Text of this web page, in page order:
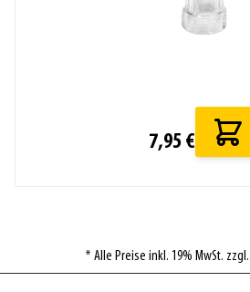
7,95 €
* Alle Preise inkl. 19% MwSt.